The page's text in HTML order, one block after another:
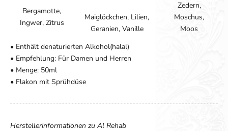
Bergamotte,
Ingwer, Zitrus
Maiglöckchen, Lilien,
Geranien, Vanille
Zedern,
Moschus,
Moos
• Enthält denaturierten Alkohol(halal)
• Empfehlung: Für Damen und Herren
• Menge: 50ml
• Flakon mit Sprühdüse
Herstellerinformationen zu Al Rehab